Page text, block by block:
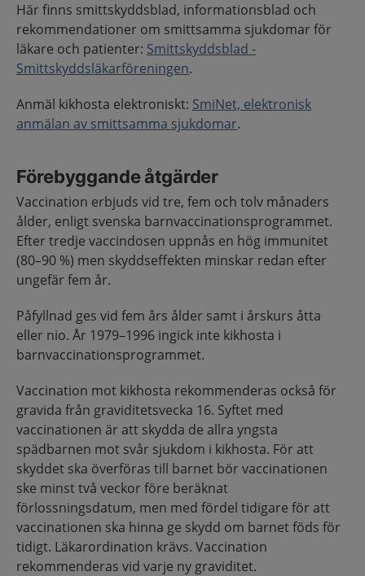
Här finns smittskyddsblad, informationsblad och
rekommendationer om smittsamma sjukdomar för
läkare och patienter: Smittskyddsblad -
Smittskyddsläkarföreningen.
Anmäl kikhosta elektroniskt: SmiNet, elektronisk
anmälan av smittsamma sjukdomar.
Förebyggande åtgärder
Vaccination erbjuds vid tre, fem och tolv månaders
ålder, enligt svenska barnvaccinationsprogrammet.
Efter tredje vaccindosen uppnås en hög immunitet
(80–90 %) men skyddseffekten minskar redan efter
ungefär fem år.
Påfyllnad ges vid fem års ålder samt i årskurs åtta
eller nio. År 1979–1996 ingick inte kikhosta i
barnvaccinationsprogrammet.
Vaccination mot kikhosta rekommenderas också för
gravida från graviditetsvecka 16. Syftet med
vaccinationen är att skydda de allra yngsta
spädbarnen mot svår sjukdom i kikhosta. För att
skyddet ska överföras till barnet bör vaccinationen
ske minst två veckor före beräknat
förlossningsdatum, men med fördel tidigare för att
vaccinationen ska hinna ge skydd om barnet föds för
tidigt. Läkarordination krävs. Vaccination
rekommenderas vid varje ny graviditet.